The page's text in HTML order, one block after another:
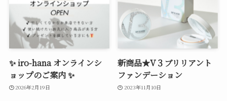
✨ iro-hana オンラインシ
ョップのご案内 ✨
2026年2月19日
新商品★V３ブリリアント
ファンデーション
2023年11月10日